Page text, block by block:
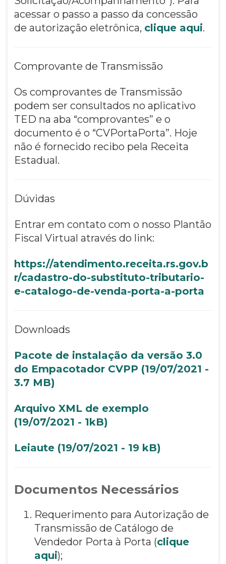
acessar o passo a passo da concessão
de autorização eletrônica, clique aqui.
Comprovante de Transmissão
Os comprovantes de Transmissão
podem ser consultados no aplicativo
TED na aba “comprovantes” e o
documento é o “CVPortaPorta”. Hoje
não é fornecido recibo pela Receita
Estadual.
Dúvidas
Entrar em contato com o nosso Plantão
Fiscal Virtual através do link:
https://atendimento.receita.rs.gov.b
r/cadastro-do-substituto-tributario-
e-catalogo-de-venda-porta-a-porta
Downloads
Pacote de instalação da versão 3.0
do Empacotador CVPP (19/07/2021 -
3.7 MB)
Arquivo XML de exemplo
(19/07/2021 - 1kB)
Leiaute (19/07/2021 - 19 kB)
Documentos Necessários
Requerimento para Autorização de
Transmissão de Catálogo de
Vendedor Porta à Porta (clique
aqui);